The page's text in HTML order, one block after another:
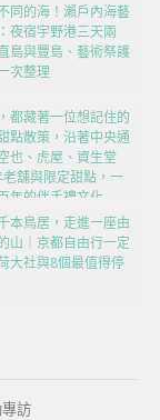
同的海！瀨戶內海藝
夜宿宇野港三天兩
島與豐島、藝術祭護
次整理
都藏著一位想記住的
點散策，沿著中央通
也、虎屋、資生堂
舖與限定甜點，一
年的伴手禮文化
本鳥居，走進一座由
山｜京都自由行一定
大社與8個最值得停
訪